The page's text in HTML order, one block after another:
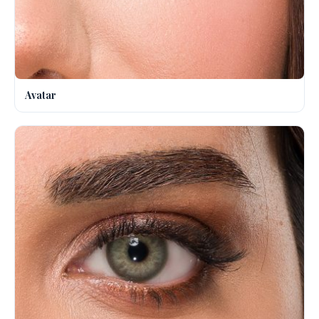
Avatar